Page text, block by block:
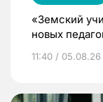
«Земский
новых
11:40 / 05.08.26